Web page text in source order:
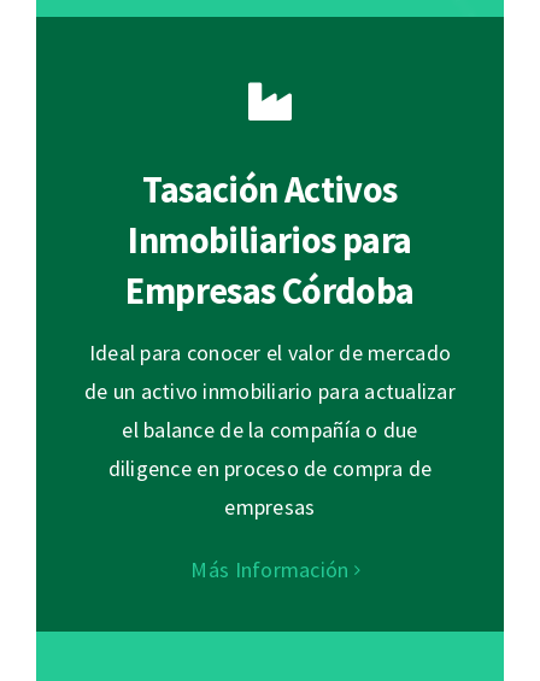
Tasación Activos
Inmobiliarios para
Empresas Córdoba
Ideal para conocer el valor de mercado
de un activo inmobiliario para actualizar
el balance de la compañía o due
diligence en proceso de compra de
empresas
Más Información